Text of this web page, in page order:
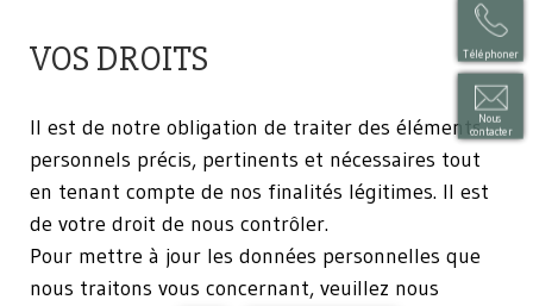
VOS DROITS
Il est de notre obligation de traiter des éléments
personnels précis, pertinents et nécessaires tout
en tenant compte de nos finalités légitimes. Il est
de votre droit de nous contrôler.
Pour mettre à jour les données personnelles que
nous traitons vous concernant, veuillez nous
Téléphoner
Nous
contacter